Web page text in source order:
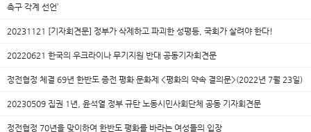
촉구 각계 선언’
20231121 [기자회견문] 정부가 삭제하고 파괴한 성평등, 국회가 살려야 한다!
20220621 한국의 우크라이나 무기지원 반대 공동기자회견문
정전협정 체결 69년 한반도 종전 평화 문화제 <평화의 약속 결의문>(2022년 7월 23일)
20230509 집권 1년, 윤석열 정부 규탄 노동시민사회단체 공동 기자회견문
정전협정 70년을 맞이하여 한반도 평화를 바라는 여성들의 입장